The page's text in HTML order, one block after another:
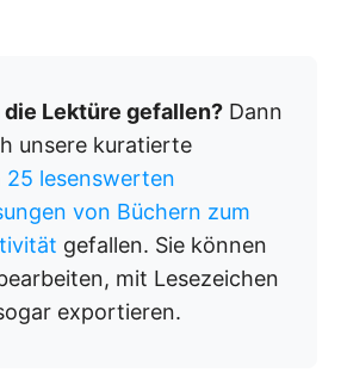
die Lektüre gefallen? Dann
unsere kuratierte
25 lesenswerten
von Büchern zum
gefallen. Sie können
mit Lesezeichen
exportieren.